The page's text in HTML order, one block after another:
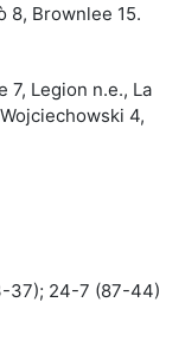
8, Brownlee 15.
7, Legion n.e., La
4,
37); 24-7 (87-44)